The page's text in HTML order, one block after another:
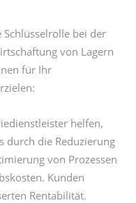
bei der
von Lagern
für Ihr
helfen,
durch die Reduzierung
von Prozessen
Kunden
Rentabilität.